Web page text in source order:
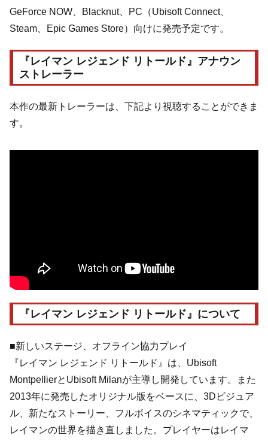
GeForce NOW、Blacknut、PC（Ubisoft Connect、
Steam、Epic Games Store）向けに発売予定です。
『レイマン レジェンド リトールド』アナウン
ストレーラー
本作の最新トレーラーは、下記より視聴することができま
す。
『レイマン レジェンド リトールド』について
■新しいステージ、オフライン協力プレイ
『レイマン レジェンド リトールド』は、Ubisoft
MontpellierとUbisoft Milanが主導し開発しています。また
2013年に発売したオリジナル版をベースに、3Dビジュア
ル、新たなストーリー、フルボイスのシネマティックで、
レイマンの世界を描き直しました。プレイヤーはレイマ